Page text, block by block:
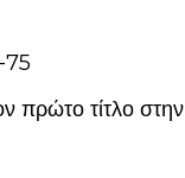
75
πρώτο τίτλο στην